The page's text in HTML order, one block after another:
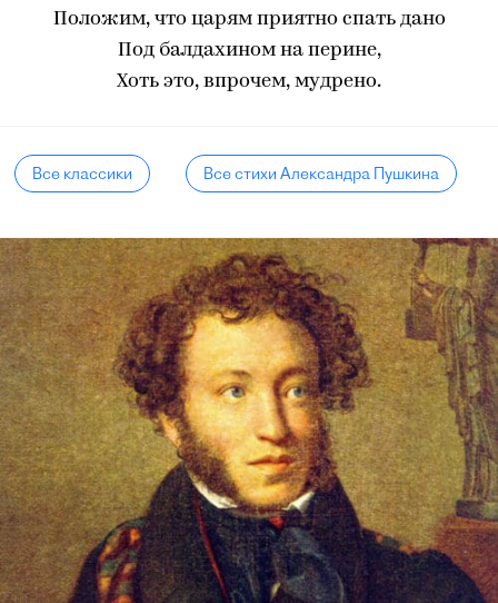
Положим, что царям приятно спать дано
Под балдахином на перине,
Хоть это, впрочем, мудрено.
Все классики Все стихи Александра Пушкина